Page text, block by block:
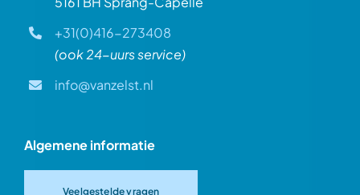
+31(0)416-273408
(ook 24-uurs service)
info@vanzelst.nl
Algemene informatie
Veelgestelde vragen